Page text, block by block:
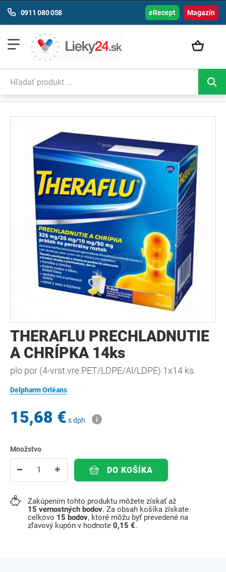
Magazín
0911 080 058 eRecept
THERAFLU PRECHLADNUTIE
A CHRÍPKA 14ks
plo por (4-vrst.vre.PET/LDPE/Al/LDPE) 1x14 ks
Delpharm Orléans
15,68 € s dph
Množstvo
DO KOŠÍKA
Zakúpením tohto produktu môžete získať až
15 vernostných bodov. Za obsah košíka získate
celkovo 15 bodov, ktoré môžu byť prevedené na
zľavový kupón v hodnote 0,15 €.